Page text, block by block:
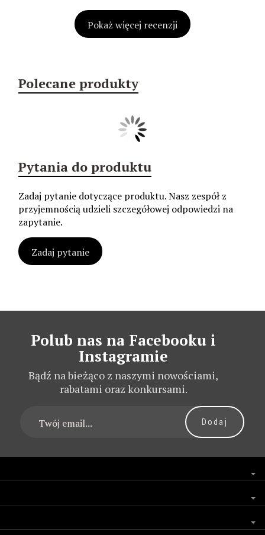
Pokaż więcej recenzji
Polecane produkty
Pytania do produktu
Zadaj pytanie dotyczące produktu. Nasz zespół z
przyjemnością udzieli szczegółowej odpowiedzi na
zapytanie.
Zadaj pytanie
Polub nas na Facebooku i
Instagramie
Bądź na bieżąco z naszymi nowościami,
rabatami oraz konkursami.